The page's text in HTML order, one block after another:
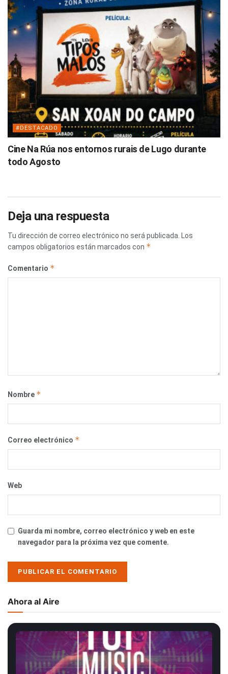
#DESTACADO
Cine Na Rúa nos entornos rurais de Lugo durante
todo Agosto
Deja una respuesta
Tu dirección de correo electrónico no será publicada. Los
campos obligatorios están marcados con *
Comentario *
Nombre *
Correo electrónico *
Web
Guarda mi nombre, correo electrónico y web en este
navegador para la próxima vez que comente.
Ahora al Aire